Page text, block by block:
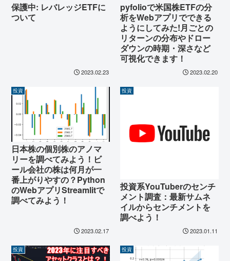
保護中: レバレッジETFに
ついて
2023.02.23
pyfolioで米国株ETFの分
析をWebアプリでできる
ようにしてみた!月ごとの
リターンの分布やドロー
ダウンの時期・深さなど
可視化できます！
2023.02.20
投資
日本株の個別株のアノマ
リーを調べてみよう！ビ
ール会社の株は何月が一
番上がりやすの？Python
のWebアプリStreamlitで
調べてみよう！
2023.02.17
投資
投資系YouTuberのセンチ
メント調査：最新サムネ
イルからセンチメントを
調べよう！
2023.01.11
投資 投資